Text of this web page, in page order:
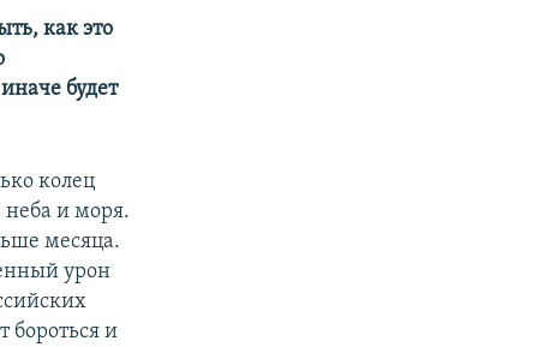
как это
будет
колец
и моря.
месяца.
урон
бороться и